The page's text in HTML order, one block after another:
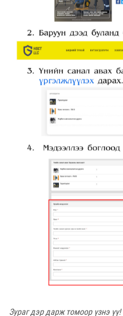
Зураг дэр дарж томоор үзнэ үү!